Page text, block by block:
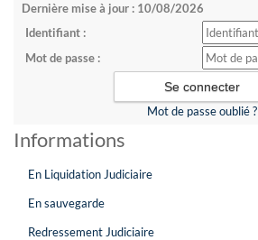
Dernière mise à jour : 10/08/2026
Identifiant :
Mot de passe :
Mot de passe oublié ?
Informations
En Liquidation Judiciaire
En sauvegarde
Redressement Judiciaire